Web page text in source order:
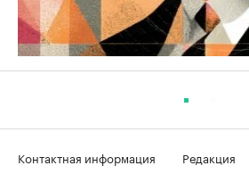
Контактная информация
Редакция